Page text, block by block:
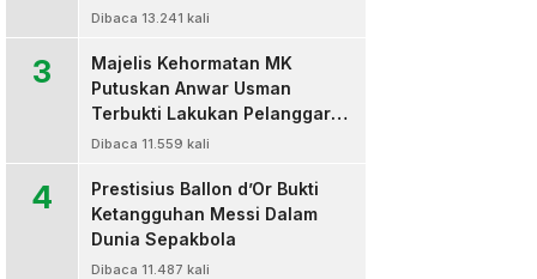
Dibaca 13.241 kali
3
Majelis Kehormatan MK
Putuskan Anwar Usman
Terbukti Lakukan Pelanggaran
Berat Kode Etik dan
Dibaca 11.559 kali
4
Prestisius Ballon d’Or Bukti
Ketangguhan Messi Dalam
Dunia Sepakbola
Dibaca 11.487 kali